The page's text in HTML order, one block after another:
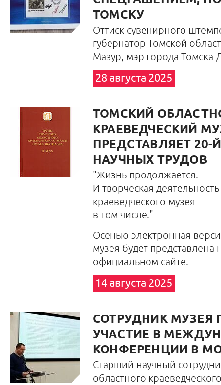
ТОМСКУ
Оттиск сувенирного
губернатор Томской
Мазур, мэр города Томска
28 августа 2025
ТОМСКИЙ
КРАЕВЕДЧЕСКИЙ
ПРЕДСТАВЛЯЕТ 20-
НАУЧНЫХ ТРУДОВ
"Жизнь продолжается.
И творческая
краеведческого музея
в том числе."
Осенью электронная
музея будет представлена
официальном сайте.
14 августа 2025
СОТРУДНИК МУЗЕЯ
УЧАСТИЕ В
КОНФЕРЕНЦИИ В
Старший научный
областного